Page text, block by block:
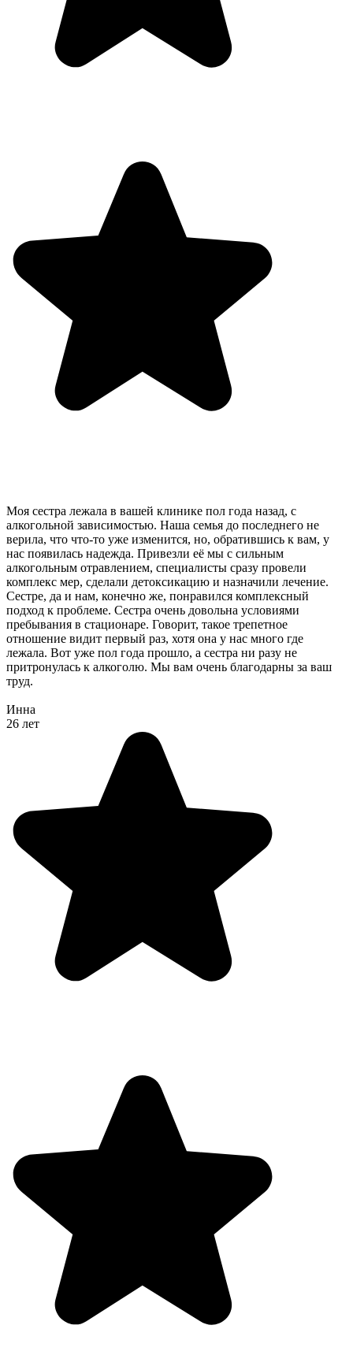
Моя сестра лежала в вашей клинике пол года назад, с
алкогольной зависимостью. Наша семья до последнего не
верила, что что-то уже изменится, но, обратившись к вам, у
нас появилась надежда. Привезли её мы с сильным
алкогольным отравлением, специалисты сразу провели
комплекс мер, сделали детоксикацию и назначили лечение.
Сестре, да и нам, конечно же, понравился комплексный
подход к проблеме. Сестра очень довольна условиями
пребывания в стационаре. Говорит, такое трепетное
отношение видит первый раз, хотя она у нас много где
лежала. Вот уже пол года прошло, а сестра ни разу не
притронулась к алкоголю. Мы вам очень благодарны за ваш
труд.
Инна
26 лет